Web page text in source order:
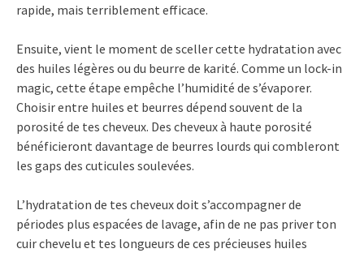
rapide, mais terriblement efficace.
Ensuite, vient le moment de sceller cette hydratation avec
des huiles légères ou du beurre de karité. Comme un lock-in
magic, cette étape empêche l’humidité de s’évaporer.
Choisir entre huiles et beurres dépend souvent de la
porosité de tes cheveux. Des cheveux à haute porosité
bénéficieront davantage de beurres lourds qui combleront
les gaps des cuticules soulevées.
L’hydratation de tes cheveux doit s’accompagner de
périodes plus espacées de lavage, afin de ne pas priver ton
cuir chevelu et tes longueurs de ces précieuses huiles